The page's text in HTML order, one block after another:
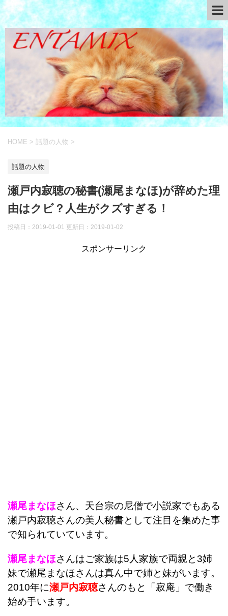
HOME > 話題の人物 >
話題の人物
瀬戸内寂聴の秘書(瀬尾まなほ)が辞めた理
由はクビ？人生がクズすぎる！
投稿日：2019-01-01 更新日： 2019-01-02
スポンサーリンク
瀬尾まなほさん、天台宗の尼僧で小説家でもある
瀬戸内寂聴さんの美人秘書として注目を集めた事
で知られていています。
瀬尾まなほさんはご家族は5人家族で両親と3姉
妹で瀬尾まなほさんは真ん中で姉と妹がいます。
2010年に瀬戸内寂聴さんのもと「寂庵」で働き
始め手います。